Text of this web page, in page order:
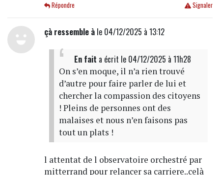
Signaler
Répondre
çà ressemble àle 04/12/2025 à 13:12
En fait a écrit le 04/12/2025 à 11h28
On s’en moque, il n’a rien trouvé
d’autre pour faire parler de lui et
chercher la compassion des citoyens
! Pleins de personnes ont des
malaises et nous n’en faisons pas
tout un plats !
l attentat de l observatoire orchestré par
mitterrand pour relancer sa carriere..celà